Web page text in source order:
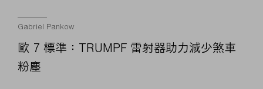
Gabriel Pankow
歐 7 標準：TRUMPF 雷射器助力減少煞車
粉塵